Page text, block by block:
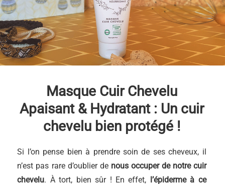
Masque Cuir Chevelu
Apaisant & Hydratant : Un cuir
chevelu bien protégé !
Si l’on pense bien à prendre soin de ses cheveux, il
n’est pas rare d’oublier de nous occuper de notre cuir
chevelu. À tort, bien sûr ! En effet, l’épiderme à ce